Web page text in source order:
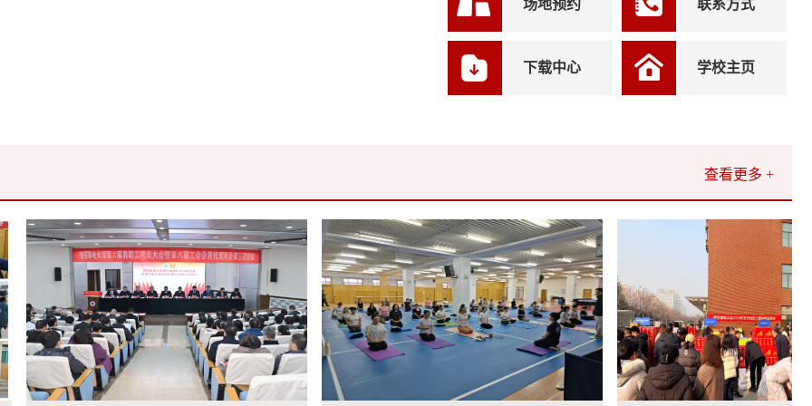
场地预约 联系方式
下载中心 学校主页
查看更多 +